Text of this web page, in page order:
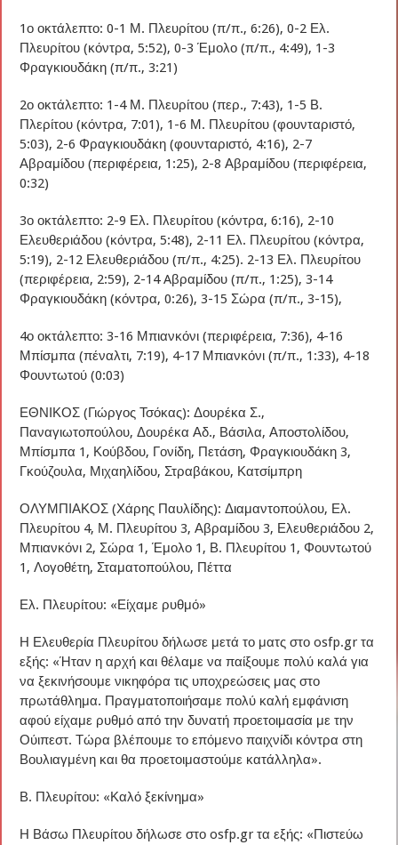
1ο οκτάλεπτο: 0-1 Μ. Πλευρίτου (π/π., 6:26), 0-2 Ελ.
Πλευρίτου (κόντρα, 5:52), 0-3 Έμολο (π/π., 4:49), 1-3
Φραγκιουδάκη (π/π., 3:21)
2ο οκτάλεπτο: 1-4 Μ. Πλευρίτου (περ., 7:43), 1-5 Β.
Πλερίτου (κόντρα, 7:01), 1-6 Μ. Πλευρίτου (φουνταριστό,
5:03), 2-6 Φραγκιουδάκη (φουνταριστό, 4:16), 2-7
Αβραμίδου (περιφέρεια, 1:25), 2-8 Αβραμίδου (περιφέρεια,
0:32)
3ο οκτάλεπτο: 2-9 Ελ. Πλευρίτου (κόντρα, 6:16), 2-10
Ελευθεριάδου (κόντρα, 5:48), 2-11 Ελ. Πλευρίτου (κόντρα,
5:19), 2-12 Ελευθεριάδου (π/π., 4:25). 2-13 Ελ. Πλευρίτου
(περιφέρεια, 2:59), 2-14 Aβραμίδου (π/π., 1:25), 3-14
Φραγκιουδάκη (κόντρα, 0:26), 3-15 Σώρα (π/π., 3-15),
4ο οκτάλεπτο: 3-16 Μπιανκόνι (περιφέρεια, 7:36), 4-16
Μπίσμπα (πέναλτι, 7:19), 4-17 Μπιανκόνι (π/π., 1:33), 4-18
Φουντωτού (0:03)
ΕΘΝΙΚΟΣ (Γιώργος Τσόκας): Δουρέκα Σ.,
Παναγιωτοπούλου, Δουρέκα Αδ., Βάσιλα, Αποστολίδου,
Μπίσμπα 1, Κούβδου, Γονίδη, Πετάση, Φραγκιουδάκη 3,
Γκούζουλα, Μιχαηλίδου, Στραβάκου, Κατσίμπρη
ΟΛΥΜΠΙΑΚΟΣ (Χάρης Παυλίδης): Διαμαντοπούλου, Ελ.
Πλευρίτου 4, Μ. Πλευρίτου 3, Αβραμίδου 3, Ελευθεριάδου 2,
Μπιανκόνι 2, Σώρα 1, Έμολο 1, Β. Πλευρίτου 1, Φουντωτού
1, Λογοθέτη, Σταματοπούλου, Πέττα
Ελ. Πλευρίτου: «Είχαμε ρυθμό»
Η Ελευθερία Πλευρίτου δήλωσε μετά το ματς στο osfp.gr τα
εξής: «Ήταν η αρχή και θέλαμε να παίξουμε πολύ καλά για
να ξεκινήσουμε νικηφόρα τις υποχρεώσεις μας στο
πρωτάθλημα. Πραγματοποιήσαμε πολύ καλή εμφάνιση
αφού είχαμε ρυθμό από την δυνατή προετοιμασία με την
Ούιπεστ. Τώρα βλέπουμε το επόμενο παιχνίδι κόντρα στη
Βουλιαγμένη και θα προετοιμαστούμε κατάλληλα».
Β. Πλευρίτου: «Καλό ξεκίνημα»
Η Βάσω Πλευρίτου δήλωσε στο osfp.gr τα εξής: «Πιστεύω